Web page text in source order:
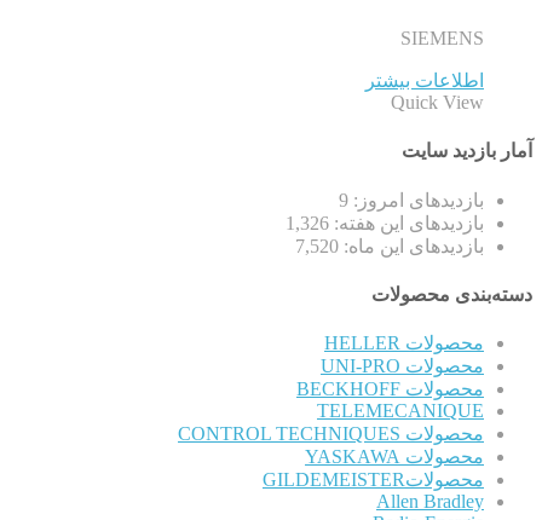
SIEMENS
اطلاعات بیشتر
Quick View
آمار بازدید سایت
بازدیدهای امروز: 9
بازدیدهای این هفته: 1,326
بازدیدهای این ماه: 7,520
دسته‌بندی محصولات
محصولات HELLER
محصولات UNI-PRO
محصولات BECKHOFF
TELEMECANIQUE
محصولات CONTROL TECHNIQUES
محصولات YASKAWA
محصولاتGILDEMEISTER
Allen Bradley